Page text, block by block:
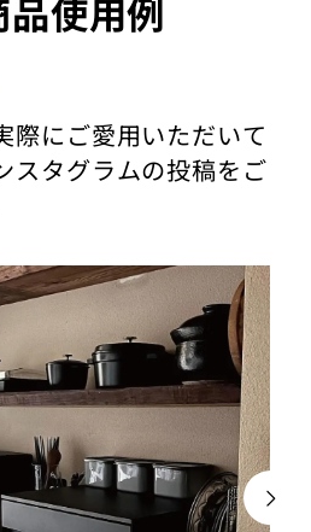
使用例
際にご愛用いただいて
スタグラムの投稿をご